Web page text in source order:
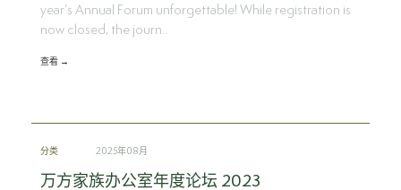
year’s Annual Forum unforgettable! While registration is
now closed, the journ..
查看 →
分类 2025年08月
万方家族办公室年度论坛 2023